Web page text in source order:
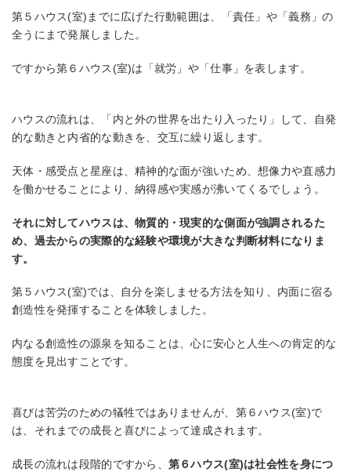
第５ハウス(室)までに広げた行動範囲は、「責任」や「義務」の
全うにまで発展しました。
ですから第６ハウス(室)は「就労」や「仕事」を表します。
ハウスの流れは、「内と外の世界を出たり入ったり」して、自発
的な動きと内省的な動きを、交互に繰り返します。
天体・感受点と星座は、精神的な面が強いため、想像力や直感力
を働かせることにより、納得感や実感が沸いてくるでしょう。
それに対してハウスは、物質的・現実的な側面が強調されるた
め、過去からの実際的な経験や環境が大きな判断材料になりま
す。
第５ハウス(室)では、自分を楽しませる方法を知り、内面に宿る
創造性を発揮することを体験しました。
内なる創造性の源泉を知ることは、心に安心と人生への肯定的な
態度を見出すことです。
喜びは苦労のための犠牲ではありませんが、第６ハウス(室)で
は、それまでの成長と喜びによって達成されます。
成長の流れは段階的ですから、 第６ハウス(室)は社会性を身につ